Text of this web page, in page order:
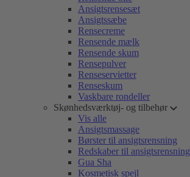
Ansigtsrensesæt
Ansigtssæbe
Rensecreme
Rensende mælk
Rensende skum
Rensepulver
Renseservietter
Renseskum
Vaskbare rondeller
Skønhedsværktøj- og tilbehør
Vis alle
Ansigtsmassage
Børster til ansigtsrensning
Redskaber til ansigtsrensning
Gua Sha
Kosmetisk spejl